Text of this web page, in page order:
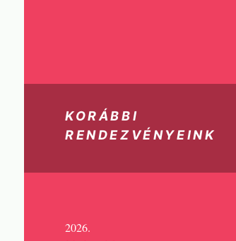
KORÁBBI
RENDEZVÉNYEINK
2026.